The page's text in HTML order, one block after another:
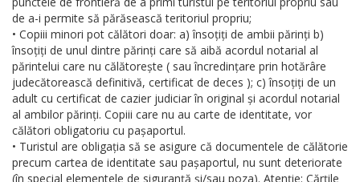
de a-i permite să părăsească teritoriul propriu;
• Copiii minori pot călători doar: a) însoțiți de ambii părinți b)
însoțiți de unul dintre părinți care să aibă acordul notarial al
părintelui care nu călătorește ( sau încredințare prin hotărâre
judecătorească definitivă, certificat de deces ); c) însoțiți de un
adult cu certificat de cazier judiciar în original și acordul notarial
al ambilor părinți. Copiii care nu au carte de identitate, vor
călători obligatoriu cu pașaportul.
• Turistul are obligația să se asigure că documentele de călătorie
precum cartea de identitate sau pașaportul, nu sunt deteriorate
(în special elementele de siguranță și/sau poza). Atenție: Cărțile